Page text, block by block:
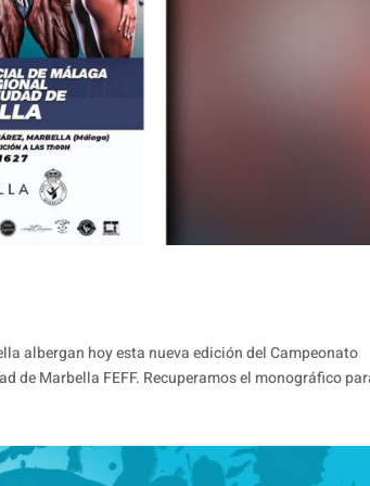
albergan hoy esta nueva edición del Campeonato
de Marbella FEFF. Recuperamos el monográfico